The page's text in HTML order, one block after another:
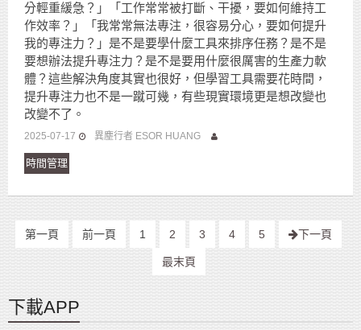
分輕重緩急？」「工作常常被打斷、干擾，要如何維持工
作效率？」「我常常無法專注，很容易分心，要如何提升
我的專注力？」是不是要學什麼工具來排序任務？是不是
要想辦法提升專注力？是不是要用什麼很厲害的生產力軟
體？這些解決角度其實也很好，但學習工具需要花時間，
提升專注力也不是一蹴可幾，有些現實環境更是想改變也
改變不了。
2025-07-17 異塵行者 ESOR HUANG
時間管理
第一頁 前一頁 1 2 3 4 5 下一頁
最末頁
下載APP